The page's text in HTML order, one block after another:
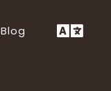
Blog